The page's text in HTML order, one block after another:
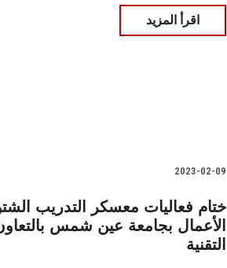
اقرأ المزيد
2023-02-09
ختام فعاليات معسكر التدريب
الأعمال بجامعة عين شمس
التقنية